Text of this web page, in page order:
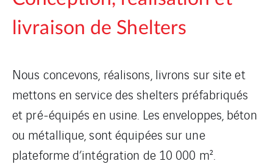
livraison de Shelters
Nous concevons, réalisons, livrons sur site et
mettons en service des shelters préfabriqués
et pré-équipés en usine. Les enveloppes, béton
ou métallique, sont équipées sur une
plateforme d’intégration de 10 000 m².